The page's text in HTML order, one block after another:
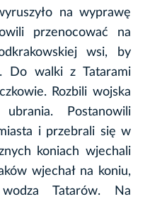
na wyprawę
przenocować na
wsi, by
Do walki z Tatarami
Rozbili wojska
Postanowili
i przebrali się w
koniach wjechali
wjechał na koniu,
Tatarów. Na